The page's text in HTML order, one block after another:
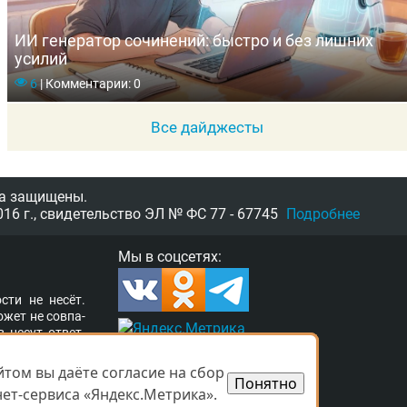
ИИ генератор сочинений: быстро и без лишних
усилий
6|Комментарии: 0
Все дайджесты
защищены.
г., свидетельство ЭЛ № ФС 77 - 67745 Подробнее
Мы в соцсетях:
не несёт.
не сов­па­
несут от­вет­
свя­зать­ся с
прав. Ва­ши
при­ня­ты.
вы даёте согласие на сбор
сервиса «Яндекс.Метрика».
Понятно
вы даёте согласие на сбор
сервиса «Яндекс.Метрика».
Понятно